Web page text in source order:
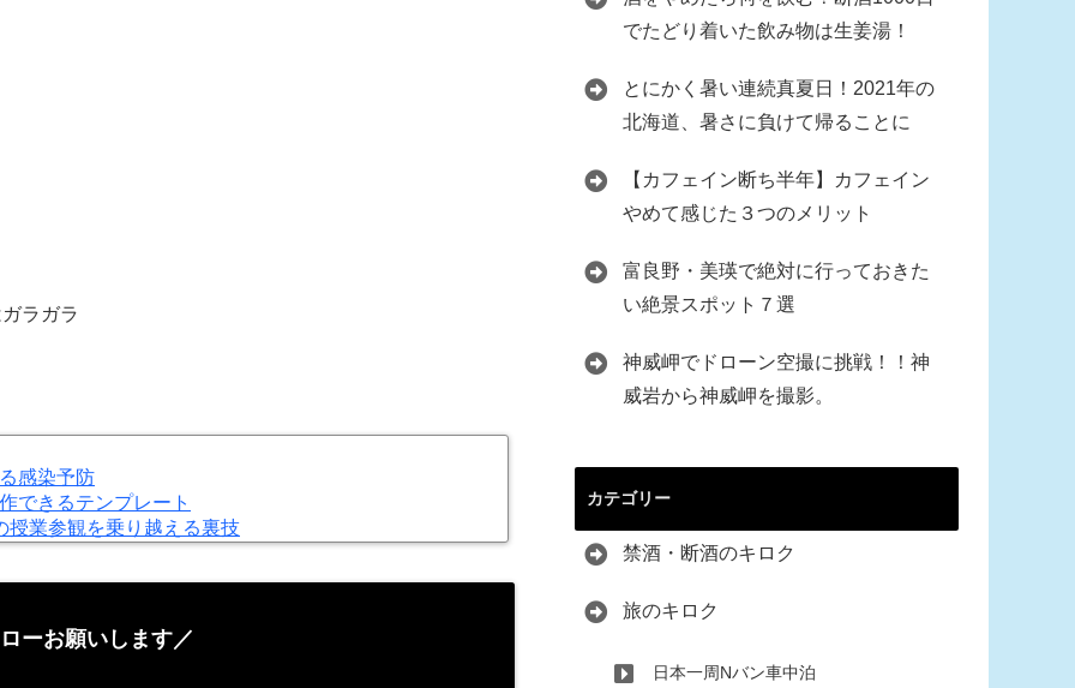
ラガラ
感染予防
できるテンプレート
授業参観を乗り越える裏技
ーお願いします／
でたどり着いた飲み物は生姜湯！
とにかく暑い連続真夏日！2021年の
北海道、暑さに負けて帰ることに
【カフェイン断ち半年】カフェイン
やめて感じた３つのメリット
富良野・美瑛で絶対に行っておきた
い絶景スポット７選
神威岬でドローン空撮に挑戦！！神
威岩から神威岬を撮影。
カテゴリー
禁酒・断酒のキロク
旅のキロク
日本一周Nバン車中泊